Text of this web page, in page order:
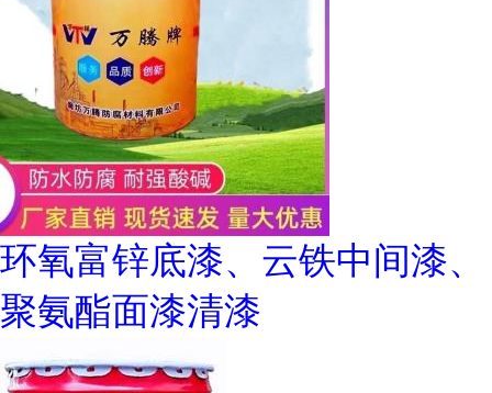
环氧富锌底漆、云铁中间漆、
聚氨酯面漆清漆